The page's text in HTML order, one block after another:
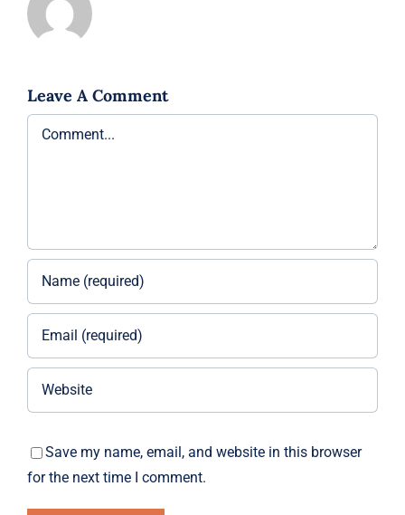
Leave A Comment
Comment
Save my name, email, and website in this browser
for the next time I comment.